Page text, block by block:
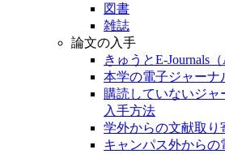
図書
雑誌
論文の入手
きゅうとE-Journals
本学の電子ジャーナ
購読していないジャ
入手方法
学外からの文献取り
キャンパス外からの